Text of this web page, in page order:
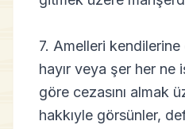
7. Amelleri
hayır veya şer her ne
göre cezasını almak
hakkıyle görsünler,